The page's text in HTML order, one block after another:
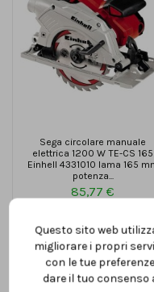
Sega circolare manuale
elettrica 1200 W TE-CS 165
Einhell 4331010 lama 165
potenza...
85,77 €
Questo sito web
migliorare i propri
con le tue
dare il tuo